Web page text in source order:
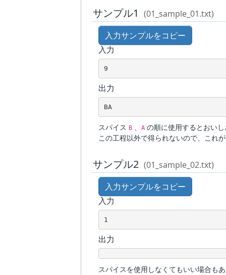
サンプル1
(01_sample_01.txt)
入力サンプルをコピー
入力
9
出力
BA
スパイス B 、 A の順に使用するとおい
この工程以外で得られないので、これ
サンプル2 (01_sample_02.txt)
入力サンプルをコピー
入力
1
出力
スパイスを使用しなくてもいい場合も